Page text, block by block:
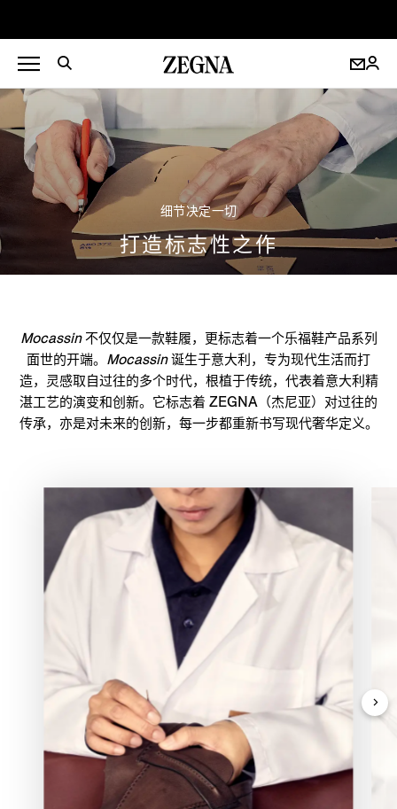
细节决定一切
打造标志性之作
Mocassin不仅仅是一款鞋履，更标志着一个乐福鞋产品系列
面世的开端。 Mocassin诞生于意大利，专为现代生活而打
造，灵感取自过往的多个时代，根植于传统，代表着意大利精
湛工艺的演变和创新。它标志着 ZEGNA（杰尼亚）对过往的
传承，亦是对未来的创新，每一步都重新书写现代奢华定义。